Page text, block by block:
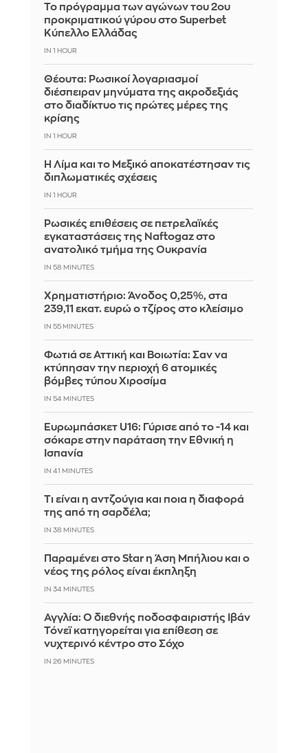
Το πρόγραμμα των αγώνων του 2ου
προκριματικού γύρου στο Superbet
Κύπελλο Ελλάδας
IN 1 HOUR
Θέουτα: Ρωσικοί λογαριασμοί
διέσπειραν μηνύματα της ακροδεξιάς
στο διαδίκτυο τις πρώτες μέρες της
κρίσης
IN 1 HOUR
Η Λίμα και το Μεξικό αποκατέστησαν τις
διπλωματικές σχέσεις
IN 1 HOUR
Ρωσικές επιθέσεις σε πετρελαϊκές
εγκαταστάσεις της Naftogaz στο
ανατολικό τμήμα της Ουκρανία
IN 58 MINUTES
Χρηματιστήριο: Άνοδος 0,25%, στα
239,11 εκατ. ευρώ ο τζίρος στο κλείσιμο
IN 55 MINUTES
Φωτιά σε Αττική και Βοιωτία: Σαν να
κτύπησαν την περιοχή 6 ατομικές
βόμβες τύπου Χιροσίμα
IN 54 MINUTES
Ευρωμπάσκετ U16: Γύρισε από το -14 και
σόκαρε στην παράταση την Εθνική η
Ισπανία
IN 41 MINUTES
Τι είναι η αντζούγια και ποια η διαφορά
της από τη σαρδέλα;
IN 38 MINUTES
Παραμένει στο Star η Άση Μπήλιου και ο
νέος της ρόλος είναι έκπληξη
IN 34 MINUTES
Αγγλία: Ο διεθνής ποδοσφαιριστής Ιβάν
Τόνεϊ κατηγορείται για επίθεση σε
νυχτερινό κέντρο στο Σόχο
IN 26 MINUTES